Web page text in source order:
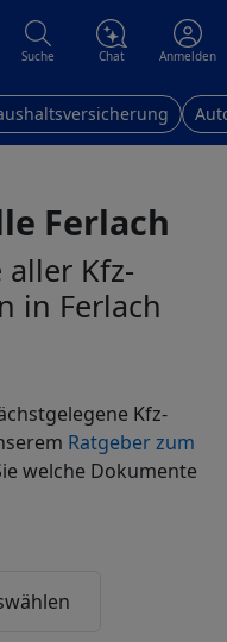
Suche Chat Anmelden
Ferlach
Kfz-
in Ferlach
Kfz-
Ratgeber zum
welche Dokumente